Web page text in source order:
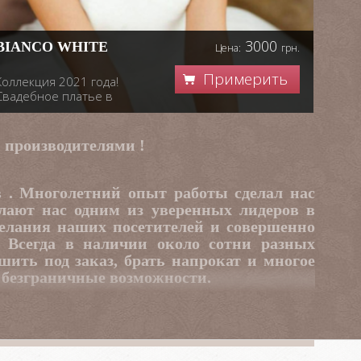
WHITE
2021 года!
платье в
цвете. На
44-48. Со
рукавом и
Цена: 3000 грн.
Примерить
!
. Многолетний опыт работы сделал нас
нас одним из уверенных лидеров в
наших посетителей и совершенно
Всегда в наличии около сотни разных
под заказ, брать напрокат и многое
возможности.
лучшими брендами-производителями.
для постоянных клиентов.